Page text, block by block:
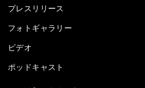
プレスリリース
フォトギャラリー
ビデオ
ポッドキャスト